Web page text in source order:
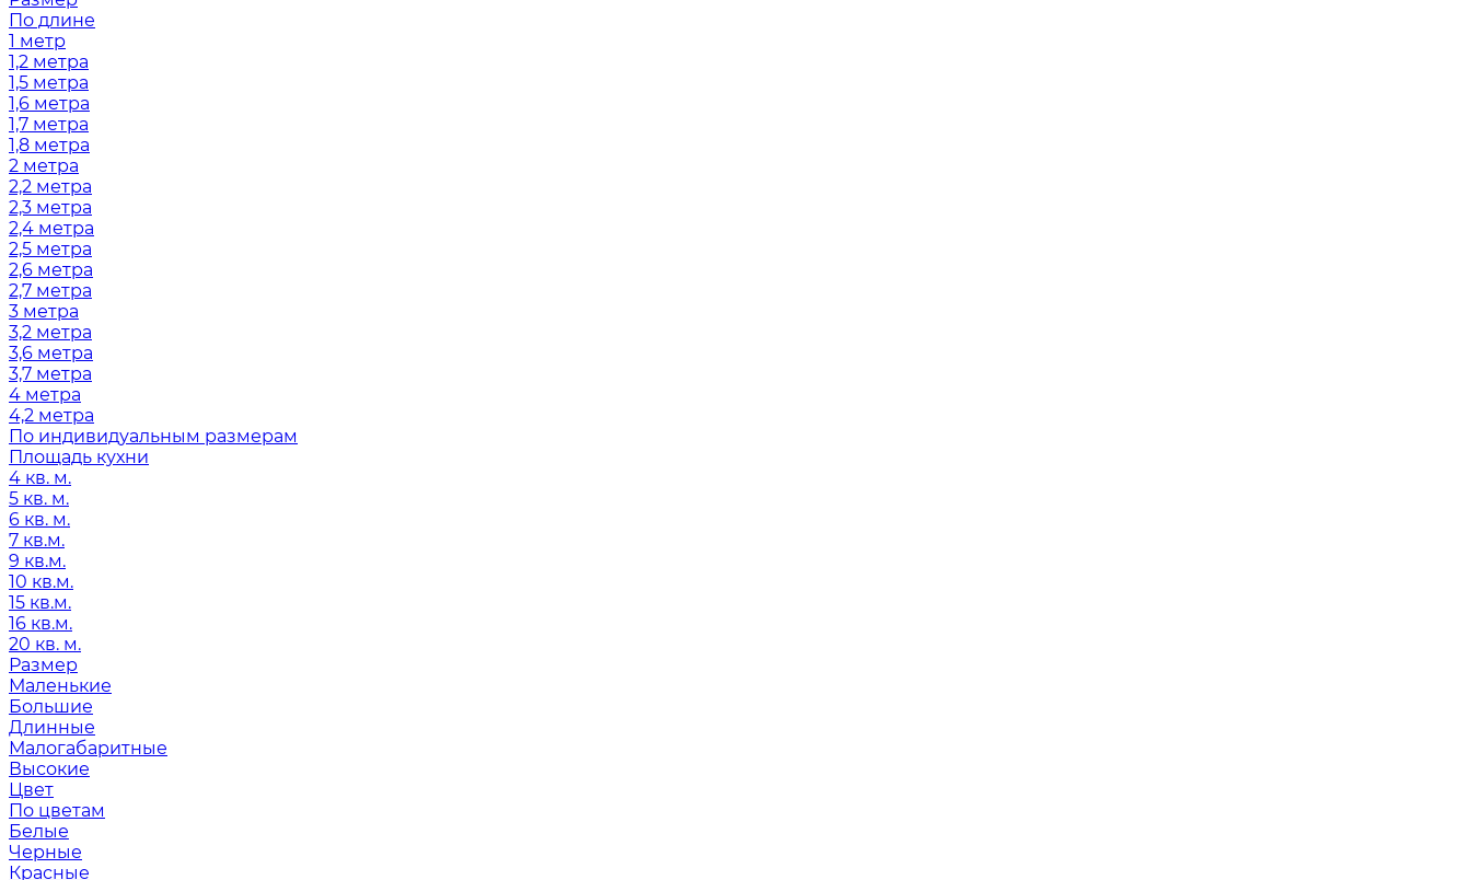
По длине
1 метр
1,2 метра
1,5 метра
1,6 метра
1,7 метра
1,8 метра
2 метра
2,2 метра
2,3 метра
2,4 метра
2,5 метра
2,6 метра
2,7 метра
3 метра
3,2 метра
3,6 метра
3,7 метра
4 метра
4,2 метра
По индивидуальным размерам
Площадь кухни
4 кв. м.
5 кв. м.
6 кв. м.
7 кв.м.
9 кв.м.
10 кв.м.
15 кв.м.
16 кв.м.
20 кв. м.
Размер
Маленькие
Большие
Длинные
Малогабаритные
Высокие
Цвет
По цветам
Белые
Черные
Красные